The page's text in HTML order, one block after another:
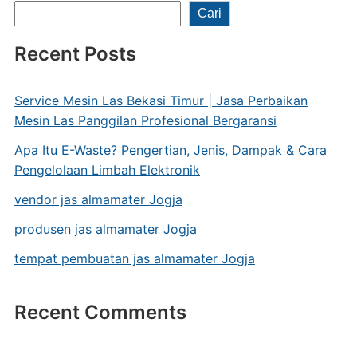
Cari
Recent Posts
Service Mesin Las Bekasi Timur | Jasa Perbaikan
Mesin Las Panggilan Profesional Bergaransi
Apa Itu E-Waste? Pengertian, Jenis, Dampak & Cara
Pengelolaan Limbah Elektronik
vendor jas almamater Jogja
produsen jas almamater Jogja
tempat pembuatan jas almamater Jogja
Recent Comments